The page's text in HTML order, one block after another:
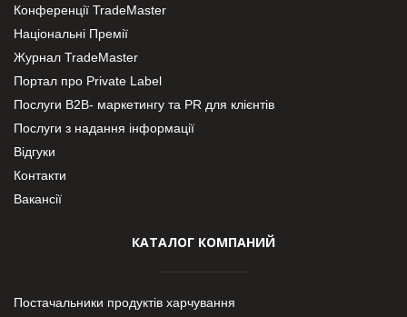
Конференції TradeMaster
Національні Премії
Журнал TradeMaster
Портал про Private Label
Послуги В2В- маркетингу та PR для клієнтів
Послуги з надання інформації
Відгуки
Контакти
Вакансії
КАТАЛОГ КОМПАНИЙ
Постачальники продуктів харчування